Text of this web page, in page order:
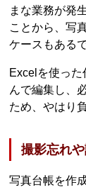
まな業務が発
ことから、写
ケースもある
Excelを使っ
んで編集し、
ため、やはり
撮影忘れ
写真台帳を作